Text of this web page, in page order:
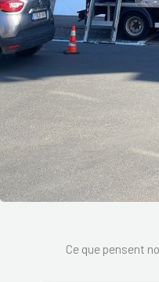
Ce que pensent